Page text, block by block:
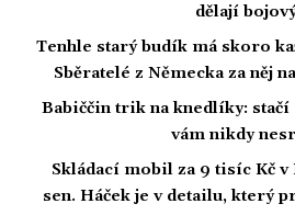
dělají
Tenhle starý budík má skoro
Sběratelé z Německa za něj
Babiččin trik na knedlíky: stačí
vám nikdy
Skládací mobil za 9 tisíc Kč v
sen. Háček je v detailu, který